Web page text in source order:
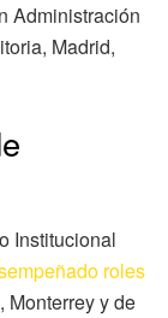
Administración
Madrid,
Institucional
roles
Monterrey y de